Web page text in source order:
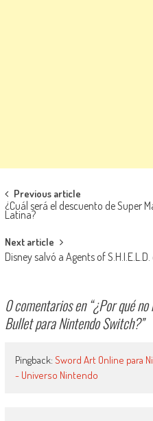
Navegación de
Previous article
¿Cuál será el descuento de Super
Latina?
Next article
Disney salvó a Agents of S.H.I.E.L.D.
0 comentarios en “¿Por qué
Bullet para Nintendo Switch?”
Pingback: Sword Art Online para
- Universo Nintendo